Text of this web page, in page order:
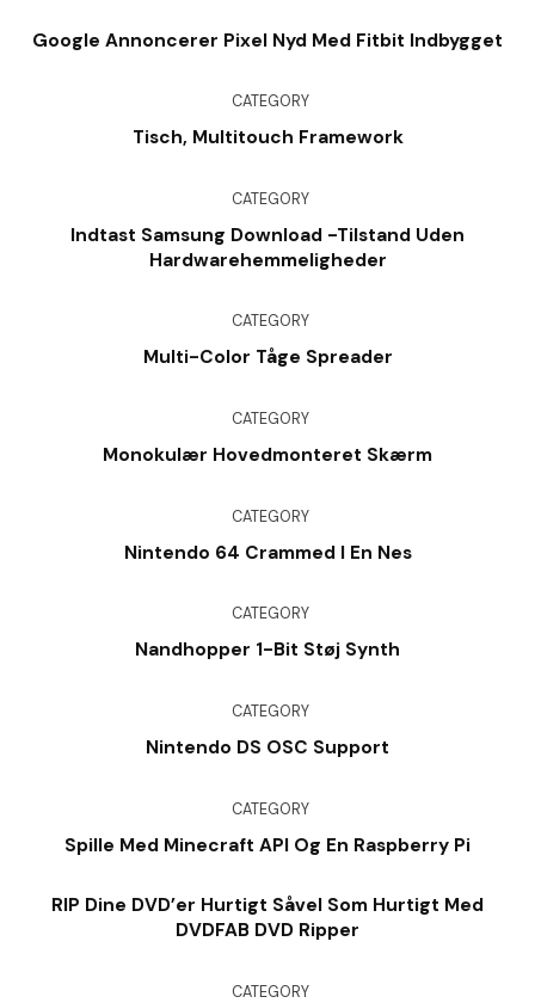
Google Annoncerer Pixel Nyd Med Fitbit Indbygget
CATEGORY
Tisch, Multitouch Framework
CATEGORY
Indtast Samsung Download -tilstand Uden
Hardwarehemmeligheder
CATEGORY
Multi-Color Tåge Spreader
CATEGORY
Monokulær Hovedmonteret Skærm
CATEGORY
Nintendo 64 Crammed I En Nes
CATEGORY
Nandhopper 1-Bit Støj Synth
CATEGORY
Nintendo DS OSC Support
CATEGORY
Spille Med Minecraft API Og En Raspberry Pi
RIP Dine DVD’er Hurtigt Såvel Som Hurtigt Med
DVDFAB DVD Ripper
CATEGORY